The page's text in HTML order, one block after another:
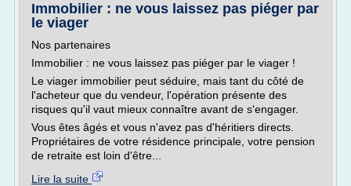
Immobilier : ne vous laissez pas piéger par
le viager
Nos partenaires
Immobilier : ne vous laissez pas piéger par le viager !
Le viager immobilier peut séduire, mais tant du côté de
l'acheteur que du vendeur, l'opération présente des
risques qu'il vaut mieux connaître avant de s'engager.
Vous êtes âgés et vous n'avez pas d'héritiers directs.
Propriétaires de votre résidence principale, votre pension
de retraite est loin d'être...
Lire la suite